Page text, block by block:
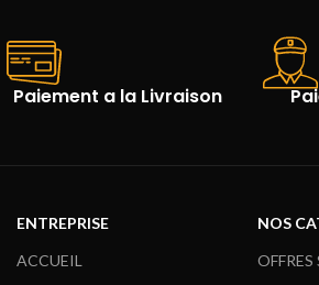
Paiement a la Livraison
ENTREPRISE
ACCUEIL
NOS
OFFRES